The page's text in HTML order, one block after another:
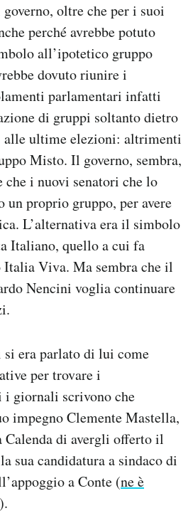
oltre che per i suoi
perché avrebbe potuto
all’ipotetico gruppo
dovuto riunire i
parlamentari infatti
di gruppi soltanto dietro
alle ultime elezioni: altrimenti
Misto. Il governo, sembra,
che i nuovi senatori che lo
un proprio gruppo, per avere
L’alternativa era il simbolo
Italiano, quello a cui fa
Viva. Ma sembra che il
Nencini voglia continuare
era parlato di lui come
per trovare i
i giornali scrivono che
impegno Clemente Mastella,
Calenda di avergli offerto il
sua candidatura a sindaco di
a Conte (ne è
).